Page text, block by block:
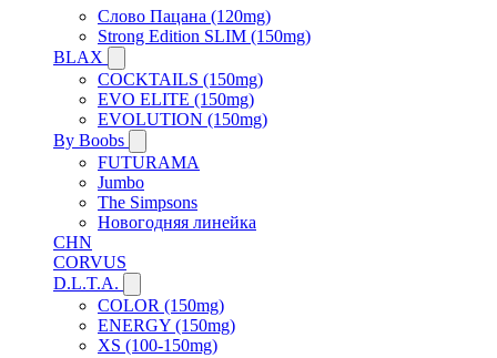
Слово Пацана (120mg)
Strong Edition SLIM (150mg)
BLAX
COCKTAILS (150mg)
EVO ELITE (150mg)
EVOLUTION (150mg)
By Boobs
FUTURAMA
Jumbo
The Simpsons
Новогодняя линейка
CHN
CORVUS
D.L.T.A.
COLOR (150mg)
ENERGY (150mg)
XS (100-150mg)